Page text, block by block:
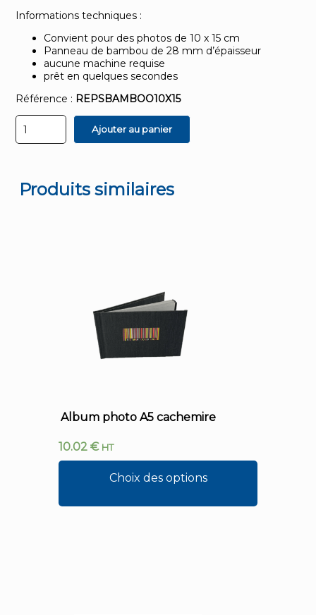
Informations techniques :
Convient pour des photos de 10 x 15 cm
Panneau de bambou de 28 mm d’épaisseur
aucune machine requise
prêt en quelques secondes
Référence : REPSBAMBOO10X15
quantité
de
Panneau
personnalisable
Ajouter au panier
Produits similaires
Album photo A5 cachemire
10.02 € HT
Choix des options